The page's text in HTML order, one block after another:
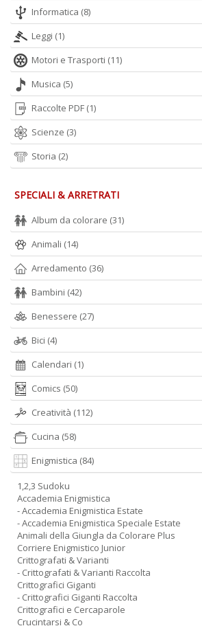
Informatica (8)
Leggi (1)
Motori e Trasporti (11)
Musica (5)
Raccolte PDF (1)
Scienze (3)
Storia (2)
SPECIALI & ARRETRATI
Album da colorare (31)
Animali (14)
Arredamento (36)
Bambini (42)
Benessere (27)
Bici (4)
Calendari (1)
Comics (50)
Creatività (112)
Cucina (58)
Enigmistica (84)
1,2,3 Sudoku
Accademia Enigmistica
- Accademia Enigmistica Estate
- Accademia Enigmistica Speciale Estate
Animali della Giungla da Colorare Plus
Corriere Enigmistico Junior
Crittografati & Varianti
- Crittografati & Varianti Raccolta
Crittografici Giganti
- Crittografici Giganti Raccolta
Crittografici e Cercaparole
Crucintarsi & Co